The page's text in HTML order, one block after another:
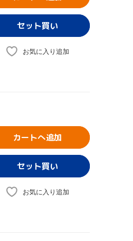
お気に入り追加
カートへ追加
お気に入り追加